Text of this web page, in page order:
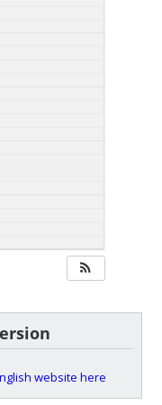
website here